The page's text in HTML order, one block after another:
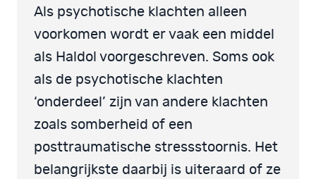
Als psychotische klachten alleen
voorkomen wordt er vaak een middel
als Haldol voorgeschreven. Soms ook
als de psychotische klachten
‘onderdeel’ zijn van andere klachten
zoals somberheid of een
posttraumatische stressstoornis. Het
belangrijkste daarbij is uiteraard of ze